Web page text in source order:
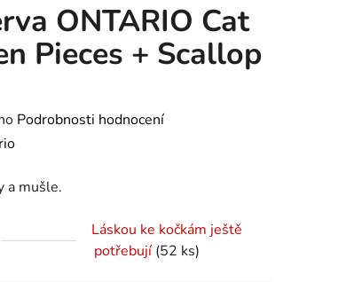
ONTARIO Cat
Pieces + Scallop
Podrobnosti hodnocení
a mušle.
Láskou ke kočkám ještě
potřebují (52 ks)